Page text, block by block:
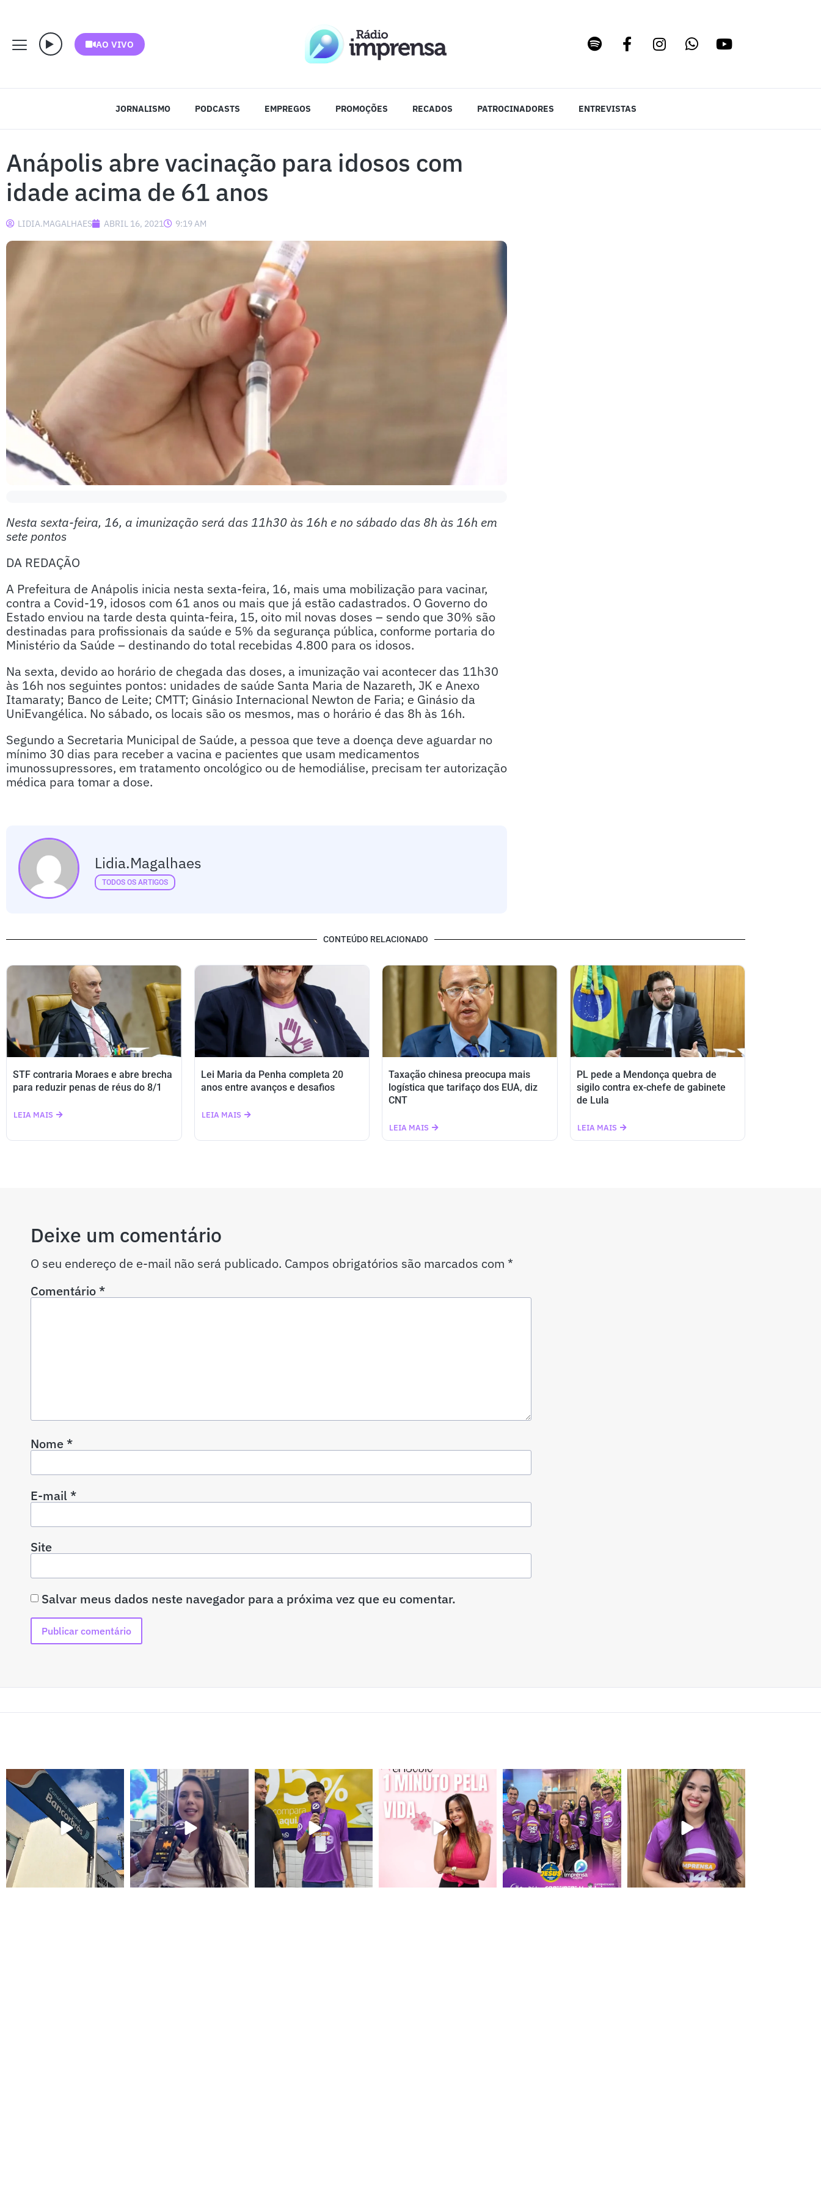
AO VIVO
JORNALISMO PODCASTS EMPREGOS PROMOÇÕES RECADOS PATROCINADORES ENTREVISTAS
Anápolis abre vacinação para idosos com
idade acima de 61 anos
LIDIA.MAGALHAES ABRIL 16, 2021 9:19 AM
Nesta sexta-feira, 16, a imunização será das 11h30 às 16h e no sábado das 8h às 16h em
sete pontos
DA REDAÇÃO
A Prefeitura de Anápolis inicia nesta sexta-feira, 16, mais uma mobilização para vacinar,
contra a Covid-19, idosos com 61 anos ou mais que já estão cadastrados. O Governo do
Estado enviou na tarde desta quinta-feira, 15, oito mil novas doses – sendo que 30% são
destinadas para profissionais da saúde e 5% da segurança pública, conforme portaria do
Ministério da Saúde – destinando do total recebidas 4.800 para os idosos.
Na sexta, devido ao horário de chegada das doses, a imunização vai acontecer das 11h30
às 16h nos seguintes pontos: unidades de saúde Santa Maria de Nazareth, JK e Anexo
Itamaraty; Banco de Leite; CMTT; Ginásio Internacional Newton de Faria; e Ginásio da
UniEvangélica. No sábado, os locais são os mesmos, mas o horário é das 8h às 16h.
Segundo a Secretaria Municipal de Saúde, a pessoa que teve a doença deve aguardar no
mínimo 30 dias para receber a vacina e pacientes que usam medicamentos
imunossupressores, em tratamento oncológico ou de hemodiálise, precisam ter autorização
médica para tomar a dose.
Lidia.magalhaes
TODOS OS ARTIGOS
CONTEÚDO RELACIONADO
STF contraria Moraes e abre brecha
para reduzir penas de réus do 8/1
LEIA MAIS
Lei Maria da Penha completa 20
anos entre avanços e desafios
LEIA MAIS
Taxação chinesa preocupa mais
logística que tarifaço dos EUA, diz
CNT
LEIA MAIS
PL pede a Mendonça quebra de
sigilo contra ex-chefe de gabinete
de Lula
LEIA MAIS
Deixe um comentário
O seu endereço de e-mail não será publicado. Campos obrigatórios são marcados com *
Comentário*
Nome*
E-mail*
Site
Salvar meus dados neste navegador para a próxima vez que eu comentar.